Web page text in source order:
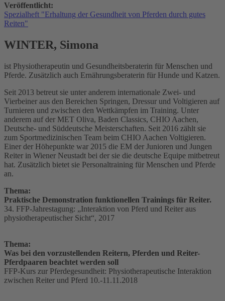
Veröffentlicht:
Spezialheft "Erhaltung der Gesundheit von Pferden durch gutes
Reiten"
WINTER, Simona
ist Physiotherapeutin und Gesundheitsberaterin für Menschen und
Pferde. Zusätzlich auch Ernährungsberaterin für Hunde und Katzen.
Seit 2013 betreut sie unter anderem internationale Zwei- und
Vierbeiner aus den Bereichen Springen, Dressur und Voltigieren auf
Turnieren und zwischen den Wettkämpfen im Training. Unter
anderem auf der MET Oliva, Baden Classics, CHIO Aachen,
Deutsche- und Süddeutsche Meisterschaften. Seit 2016 zählt sie
zum Sportmedizinischen Team beim CHIO Aachen Voltigieren.
Einer der Höhepunkte war 2015 die EM der Junioren und Jungen
Reiter in Wiener Neustadt bei der sie die deutsche Equipe mitbetreut
hat. Zusätzlich bietet sie Personaltraining für Menschen und Pferde
an.
Thema:
Praktische Demonstration funktionellen Trainings für Reiter.
34. FFP-Jahrestagung: „Interaktion von Pferd und Reiter aus
physiotherapeutischer Sicht“, 2017
Thema:
Was bei den vorzustellenden Reitern, Pferden und Reiter-
Pferdpaaren beachtet werden soll
FFP-Kurs zur Pferdegesundheit: Physiotherapeutische Interaktion
zwischen Reiter und Pferd 10.-11.11.2018